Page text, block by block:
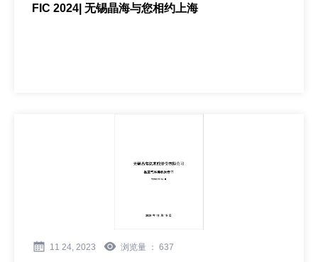
FIC 2024| 无锡晶海与您相约上海
11 24, 2023 浏览量 ： 637